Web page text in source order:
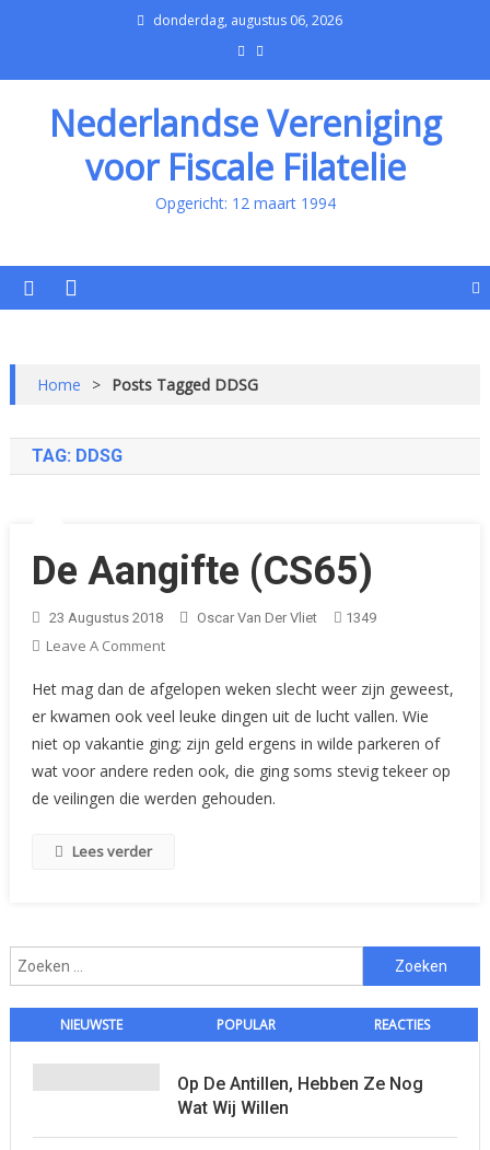
donderdag, augustus 06, 2026
Nederlandse Vereniging
voor Fiscale Filatelie
Opgericht: 12 maart 1994
Home > Posts Tagged DDSG
TAG: DDSG
De Aangifte (CS65)
23 Augustus 2018 Oscar Van Der Vliet 1349
Leave A CommentOn
Aangifte
(CS65)
Het mag dan de afgelopen weken slecht weer zijn geweest,
er kwamen ook veel leuke dingen uit de lucht vallen. Wie
niet op vakantie ging; zijn geld ergens in wilde parkeren of
wat voor andere reden ook, die ging soms stevig tekeer op
de veilingen die werden gehouden.
Lees verder
Zoeken
naar:
NIEUWSTE POPULAR REACTIES
Op De Antillen, Hebben Ze Nog
Wat Wij Willen